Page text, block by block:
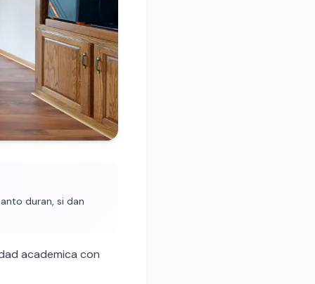
duran, si dan
academica con